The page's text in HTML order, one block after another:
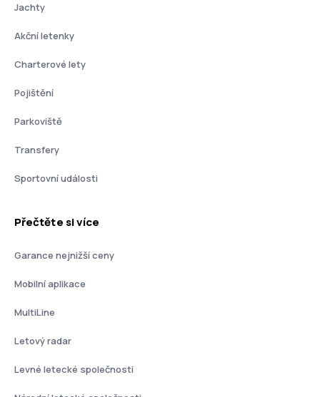
Jachty
Akční letenky
Charterové lety
Pojištění
Parkoviště
Transfery
Sportovní události
Přečtěte si více
Garance nejnižší ceny
Mobilní aplikace
MultiLine
Letový radar
Levné letecké společnosti